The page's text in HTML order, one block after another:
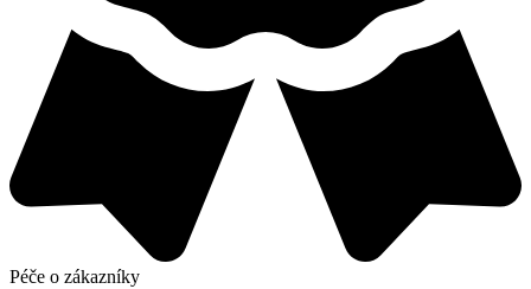
Péče o zákazníky